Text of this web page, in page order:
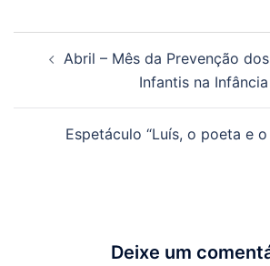
Abril – Mês da Prevenção
Infantis na Infância
Espetáculo “Luís, o poeta e o
Deixe um